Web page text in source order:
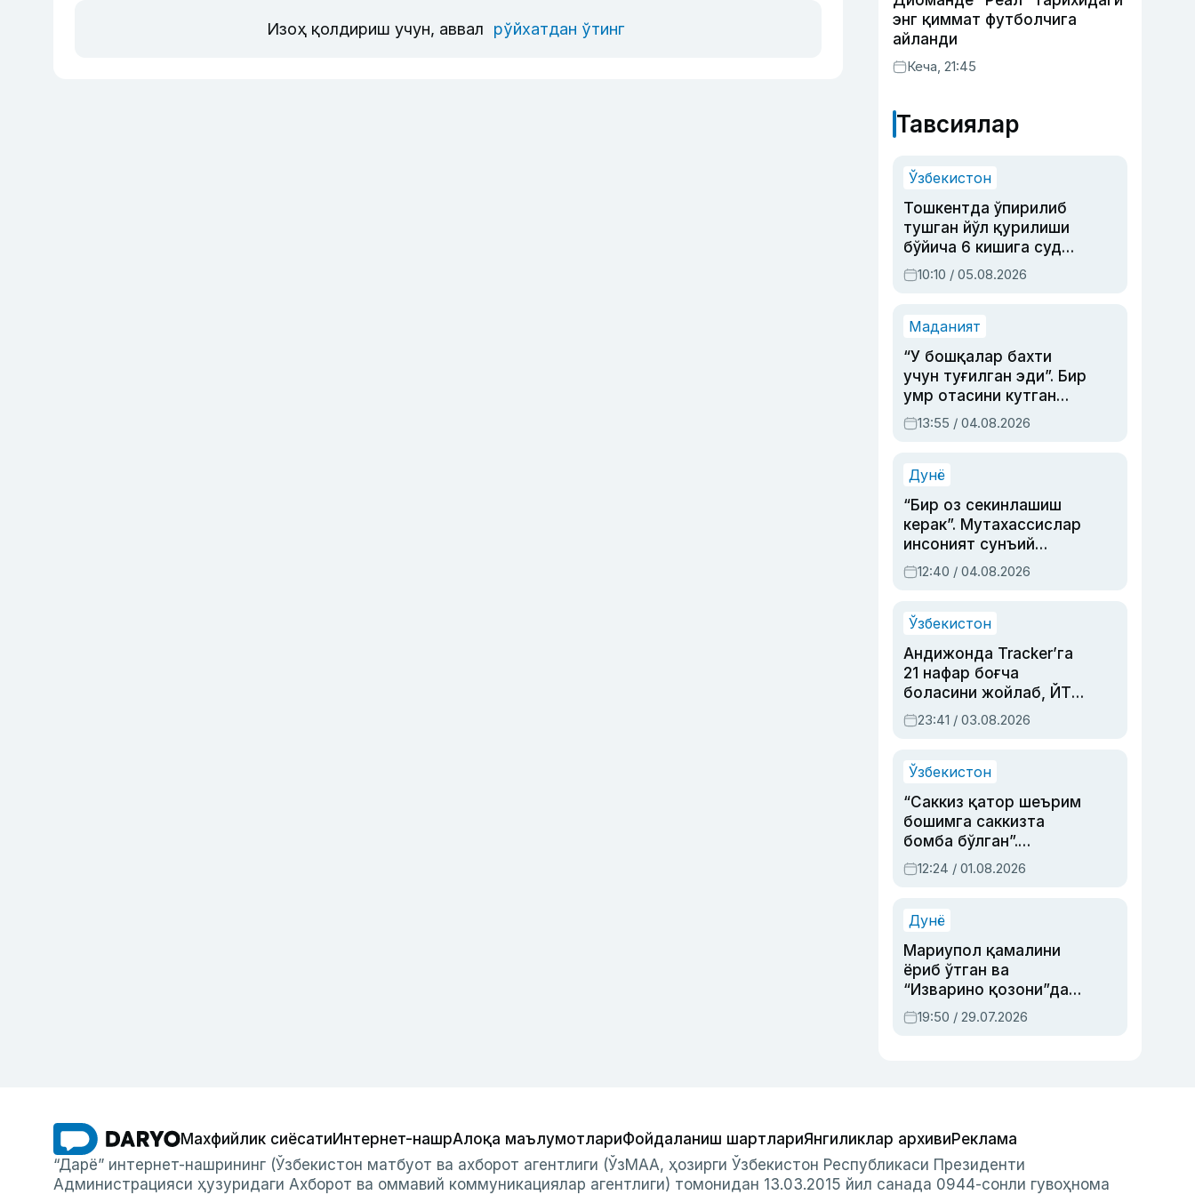
Изоҳ қолдириш учун, аввал рўйхатдан ўтинг
энг қиммат футболчига
айланди
Кеча, 21:45
Тавсиялар
Ўзбекистон
Тошкентда ўпирилиб
тушган йўл қурилиши
бўйича 6 кишига суд
ҳукми ўқилди
10:10 / 05.08.2026
Маданият
“У бошқалар бахти
учун туғилган эди”. Бир
умр отасини кутган
актриса ва дубльяж
устаси Римма
синовларга тўла ҳаёти
13:55 / 04.08.2026
Дунё
“Бир оз секинлашиш
керак”. Мутахассислар
инсоният сунъий
интеллектни бошқара
олмай қолишидан
12:40 / 04.08.2026
Ўзбекистон
Андижонда Tracker’га
21 нафар боғча
боласини жойлаб, ЙТҲ
содир этган аёлга суд
ҳукми ўқилди
23:41 / 03.08.2026
Ўзбекистон
“Саккиз қатор шеърим
бошимга саккизта
бомба бўлган”.
Абдулла Ориповни
сиёсий айбловлардан
12:24 / 01.08.2026
Дунё
Мариупол қамалини
ёриб ўтган ва
“Изварино қозони”дан
чиққан қаҳрамон —
Украина армияси бош
19:50 / 29.07.2026
Махфийлик сиёсатиИнтернет-нашрАлоқа маълумотлариФойдаланиш шартлариЯнгиликлар архивиРеклама
“Дарё” интернет-нашрининг (Ўзбекистон матбуот ва ахборот агентлиги (ЎзМАА, ҳозирги Ўзбекистон Республикаси Президенти
Администрацияси ҳузуридаги Ахборот ва оммавий коммуникациялар агентлиги) томонидан 13.03.2015 йил санада 0944-сонли гувоҳнома